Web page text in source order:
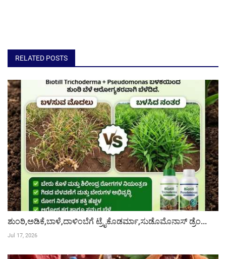
RELATED POSTS
ಶುಂಠಿ,ಅಡಿಕೆ,ಬಾಳೆ,ದಾಳಿಂಬೆಗೆ ಟ್ರೈಕೊಡರ್ಮಾ,ಸುಡೊಮೊನಾಸ್ ಡ್ರೆಂ...
Jul 17, 2026